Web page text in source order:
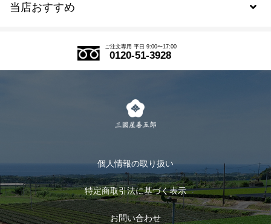
当店おすすめ
式部の香りシリーズ
お茶のギフト
おすすめのお茶
会員規約について
ログイン
ログアウト
ご注文専用 平日 9:00〜17:00
0120-51-3928
個人情報の取り扱い
特定商取引法に基づく表示
お問い合わせ